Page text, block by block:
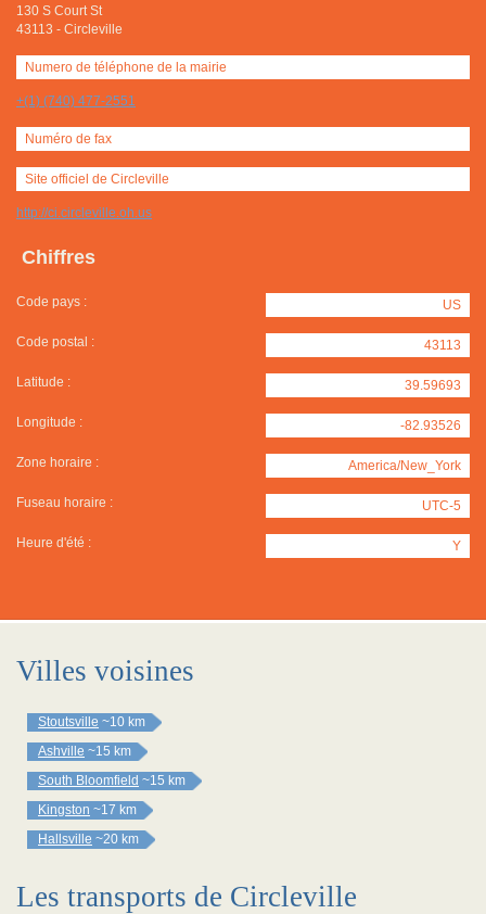
130 S Court St
43113 - Circleville
Numero de téléphone de la mairie
+(1) (740) 477-2551
Numéro de fax
Site officiel de Circleville
http://ci.circleville.oh.us
Chiffres
Code pays : US
Code postal : 43113
Latitude : 39.59693
Longitude : -82.93526
Zone horaire : America/New_York
Fuseau horaire : UTC-5
Heure d'été : Y
Villes voisines
Stoutsville ~10 km
Ashville ~15 km
South Bloomfield ~15 km
Kingston ~17 km
Hallsville ~20 km
Les transports de Circleville